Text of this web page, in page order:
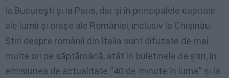
la București și la Paris, dar și în principalele capitale
ale lumii și orașe ale României, inclusiv la Chișinău.
Știri despre românii din Italia sunt difuzate de mai
multe ori pe săptămână, atât în buletinele de știri, în
emisiunea de actualitate “40 de minute în lume” și la